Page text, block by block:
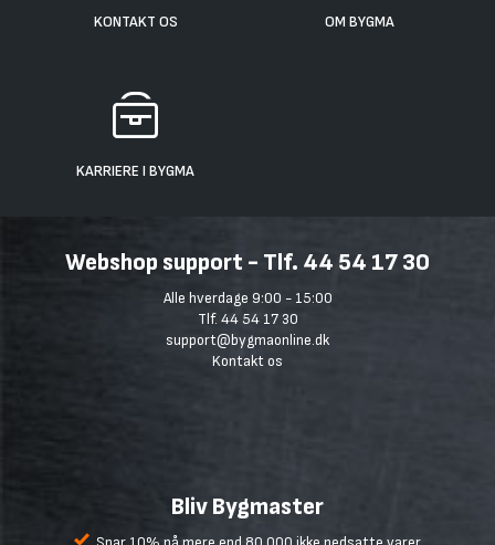
KONTAKT OS OM BYGMA
KARRIERE I BYGMA
Webshop support - Tlf. 44 54 17 30
Alle hverdage 9:00 - 15:00
Tlf. 44 54 17 30
support@bygmaonline.dk
Kontakt os
Bliv Bygmaster